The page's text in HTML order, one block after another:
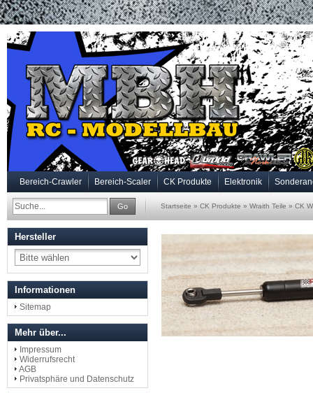
Bereich-Crawler Bereich-Scaler CK Produkte Elektronik
Go Startseite » CK Produkte » Wraith Teile » CK
Hersteller
Informationen
Sitemap
Mehr über...
Impressum
Widerrufsrecht
AGB
Privatsphäre und Datenschutz